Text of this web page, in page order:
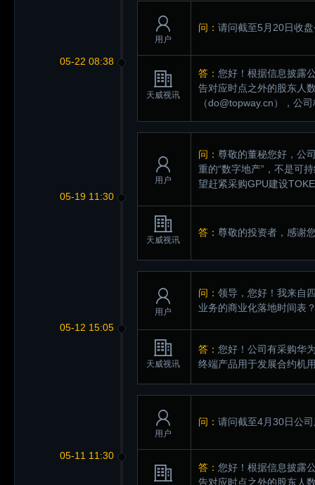
05-22 08:38
用户
问： 请问截至5月20日收
天威视讯
答： 您好！根据信息披露
告对应时点之外的股东人
（do@topway.cn），公
05-19 11:30
用户
问： 尊敬的董秘您好，公
重的“数字地产”，不是可
望赶紧采购GPU建设
天威视讯
答： 尊敬的投资者，感谢
05-12 15:05
用户
问： 领导，您好！我来自
业务的商业化落地时间表
天威视讯
答： 您好！公司有采购华
终端产品用于发展合约机
05-11 11:30
用户
问： 请问截至4月30日公
答： 您好！根据信息披露
告对应时点之外的股东人